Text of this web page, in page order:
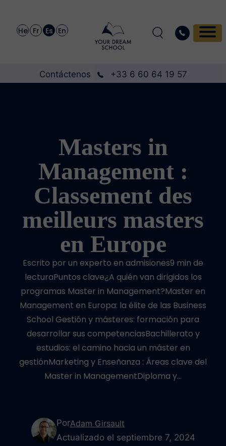
He Fr Es En
Contáctenos +33 6 60 64 19 57
Masters in
Management :
Classement des
meilleurs masters
en Europe
Escrito por un experto en admisiones9 min de
lecturaPuntos clave¿A quién van dirigidos los
programas Master in Management?Master en
Management en Europa: la élite de las Business
School Gestión y másteres: formación para
desarrollar sus competenciasBachillerato y
estudios: el camino hacia un máster en
gestiónMarketing y Enseñanza : Áreas clave del
Master in ManagementDiploma y…
PorAdam Girsault
Actualizado el septiembre 7, 2024